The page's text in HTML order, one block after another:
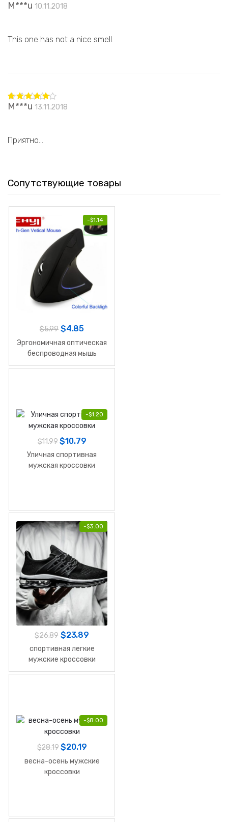
Оценка
M***u 10.11.2018
This one has not a nice smell.
Оценка5
M***u 13.11.2018
Приятно…
Сопутствующие товары
-$1.14
$5.99 $4.85
Эргономичная оптическая
беспроводная мышь
-$1.20
$11.99 $10.79
Уличная спортивная
мужская кроссовки
-$3.00
$26.89 $23.89
спортивная легкие
мужские кроссовки
-$8.00
$28.19 $20.19
весна-осень мужские
кроссовки